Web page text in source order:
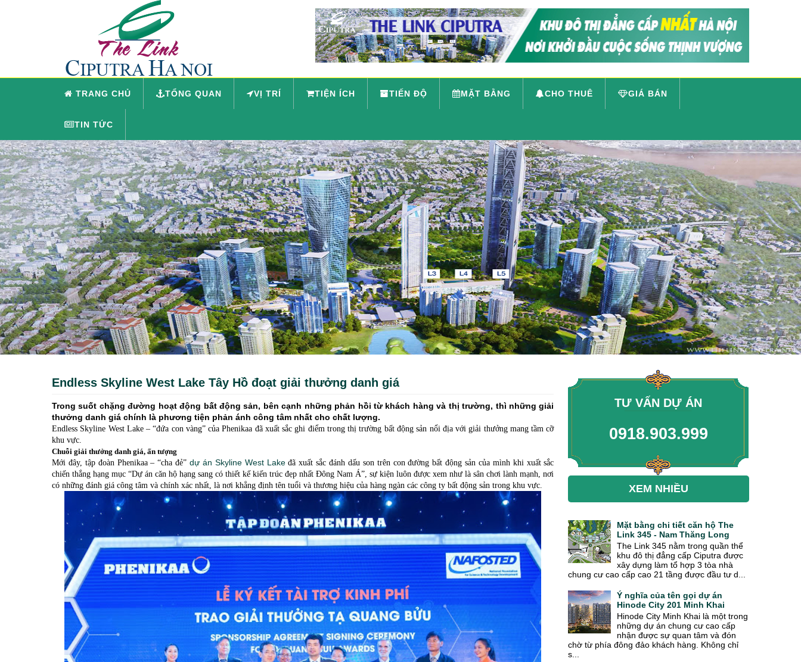
TRANG CHỦ TỔNG QUAN VỊ TRÍ TIỆN ÍCH TIẾN ĐỘ MẶT BẰNG CHO THUÊ GIÁ BÁN
TIN TỨC
Endless Skyline West Lake Tây Hồ đoạt giải thưởng danh giá
Trong suốt chặng đường hoạt động bất động sản, bên cạnh những phản hồi từ khách hàng và thị trường, thì những giải
thưởng danh giá chính là phương tiện phản ánh công tâm nhất cho chất lượng.
Endless Skyline West Lake – “đứa con vàng” của Phenikaa đã xuất sắc ghi điểm trong thị trường bất động sản nổi địa với giải thưởng mang tầm cỡ
khu vực.
Chuỗi giải thưởng danh giá, ấn tượng
Mới đây, tập đoàn Phenikaa – “cha đẻ”dự án Skyline West Lakeđã xuất sắc đánh dấu son trên con đường bất động sản của mình khi xuất sắc
chiến thắng hạng mục “Dự án căn hộ hạng sang có thiết kế kiến trúc đẹp nhất Đông Nam Á”, sự kiện luôn được xem như là sân chơi lành mạnh, nơi
có những đánh giá công tâm và chính xác nhất, là nơi khẳng định tên tuổi và thương hiệu của hàng ngàn các công ty bất động sản trong khu vực.
TƯ VẤN DỰ ÁN
0918.903.999
XEM NHIỀU
Mặt bằng chi tiết căn hộ The
Link 345 - Nam Thăng Long
The Link 345 nằm trong quần thể
khu đô thị đẳng cấp Ciputra được
xây dựng làm tổ hợp 3 tòa nhà
chung cư cao cấp cao 21 tầng được đầu tư d...
Ý nghĩa của tên gọi dự án
Hinode City 201 Minh Khai
Hinode City Minh Khai là một trong
những dự án chung cư cao cấp
nhận được sự quan tâm và đón
chờ từ phía đông đảo khách hàng. Không chỉ
s...